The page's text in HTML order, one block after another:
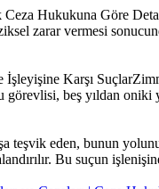
Ceza Hukukuna Göre
zarar vermesi
Karşı
görevlisi, beş yıldan oniki
teşvik eden, bunun
Bu suçun